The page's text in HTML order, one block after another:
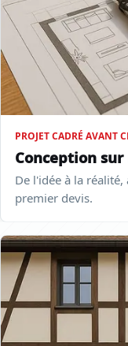
PROJET CADRÉ AVANT
Conception
De l'idée à la
premier devis.